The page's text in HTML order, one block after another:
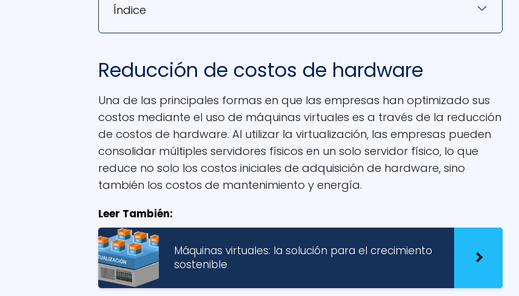
Índice
Reducción de costos de hardware
Una de las principales formas en que las empresas han optimizado sus
costos mediante el uso de máquinas virtuales es a través de la reducción
de costos de hardware. Al utilizar la virtualización, las empresas pueden
consolidar múltiples servidores físicos en un solo servidor físico, lo que
reduce no solo los costos iniciales de adquisición de hardware, sino
también los costos de mantenimiento y energía.
Leer También:
Máquinas virtuales: la solución para el crecimiento
sostenible